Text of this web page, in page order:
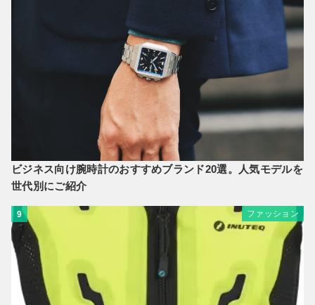
ビジネス向け腕時計のおすすめブランド20選。人気モデルを
世代別にご紹介
9 ファッション